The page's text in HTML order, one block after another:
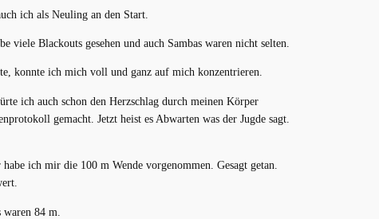
ich als Neuling an den Start.
Blackouts gesehen und auch Sambas waren nicht selten.
konnte ich mich voll und ganz auf mich konzentrieren.
ich auch schon den Herzschlag durch meinen Körper
gemacht. Jetzt heist es Abwarten was der Jugde sagt.
ich mir die 100 m Wende vorgenommen. Gesagt getan.
84 m.